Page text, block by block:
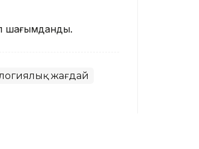
шағымданды.
жағдай